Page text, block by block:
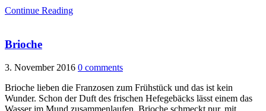
Continue Reading
Brioche
3. November 2016 0 comments
Brioche lieben die Franzosen zum Frühstück und das ist kein
Wunder. Schon der Duft des frischen Hefegebäcks lässt einem das
Wasser im Mund zusammenlaufen. Brioche schmeckt pur, mit